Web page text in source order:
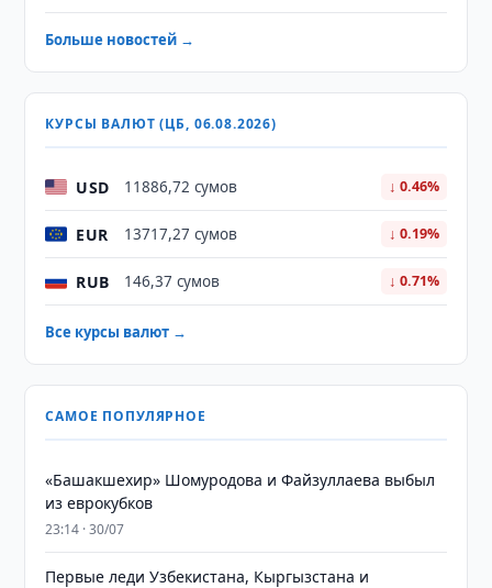
Больше новостей →
КУРСЫ ВАЛЮТ (ЦБ, 06.08.2026)
USD 11886,72 сумов ↓ 0.46%
EUR 13717,27 сумов ↓ 0.19%
RUB 146,37 сумов ↓ 0.71%
Все курсы валют →
САМОЕ ПОПУЛЯРНОЕ
«Башакшехир» Шомуродова и Файзуллаева выбыл
из еврокубков
23:14 · 30/07
Первые леди Узбекистана, Кыргызстана и